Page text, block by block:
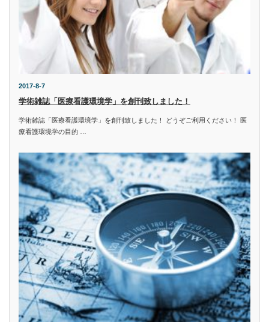
2017-8-7
学術雑誌「医療看護環境学」を創刊致しました！
学術雑誌「医療看護環境学」を創刊致しました！ どうぞご利用ください！ 医
療看護環境学の目的 …